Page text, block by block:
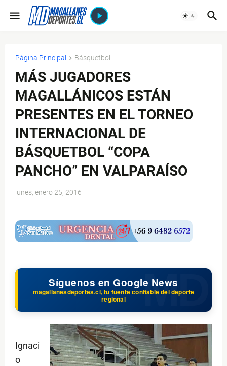
Página Principal Básquetbol
MÁS JUGADORES
MAGALLÁNICOS ESTÁN
PRESENTES EN EL TORNEO
INTERNACIONAL DE
BÁSQUETBOL “COPA
PANCHO” EN VALPARAÍSO
lunes, enero 25, 2016
Síguenos en Google News
magallanesdeportes.cl, tu fuente confiable del deporte
regional
Ignaci
o